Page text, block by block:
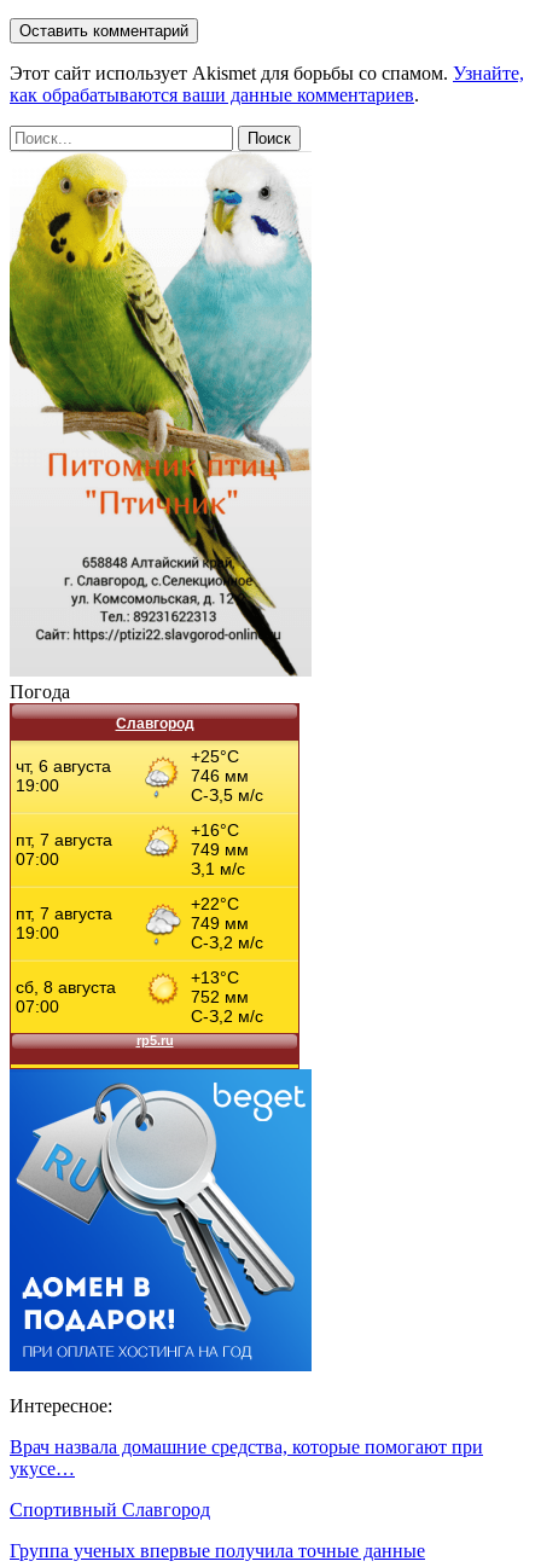
Этот сайт использует Akismet для борьбы со спамом. Узнайте,
как обрабатываются ваши данные комментариев.
Погода
Славгород
Интересное:
Врач назвала домашние средства, которые помогают при
укусе…
Спортивный Славгород
Группа ученых впервые получила точные данные